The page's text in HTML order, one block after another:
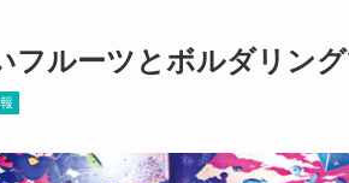
フルーツとボルダリン